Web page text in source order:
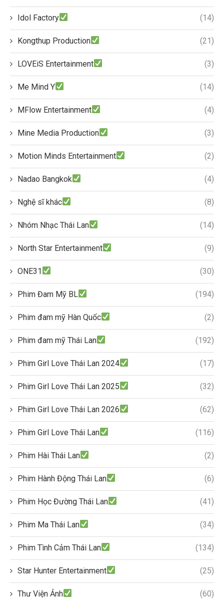
Idol Factory (14)
Kongthup Production (21)
LOVEiS Entertainment (3)
Me Mind Y (14)
MFlow Entertainment (4)
Mine Media Production (3)
Motion Minds Entertainment (2)
Nadao Bangkok (4)
Nghệ sĩ khác (8)
Nhóm Nhạc Thái Lan (14)
North Star Entertainment (9)
ONE31 (30)
Phim Đam Mỹ BL (194)
Phim đam mỹ Hàn Quốc (2)
Phim đam mỹ Thái Lan (192)
Phim Girl Love Thái Lan 2024 (17)
Phim Girl Love Thái Lan 2025 (32)
Phim Girl Love Thái Lan 2026 (62)
Phim Girl Love Thái Lan (116)
Phim Hài Thái Lan (2)
Phim Hành Động Thái Lan (6)
Phim Học Đường Thái Lan (41)
Phim Ma Thái Lan (34)
Phim Tình Cảm Thái Lan (134)
Star Hunter Entertainment (25)
Thư Viện Ảnh (60)